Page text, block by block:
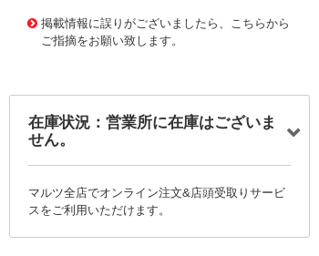
掲載情報に誤りがございましたら、こちらから
ご指摘をお願い致します。
在庫状況：営業所に在庫はございま
せん。
マルツ全店でオンライン注文&店頭受取りサービ
スをご利用いただけます。